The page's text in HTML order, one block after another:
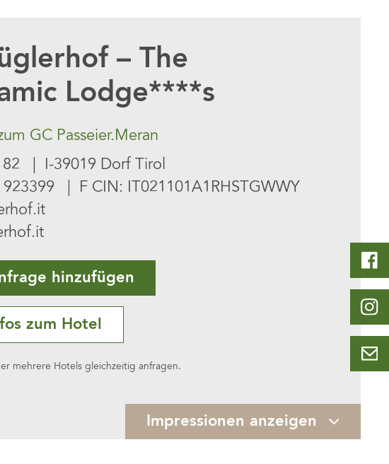
– The
Lodge****s
GC Passeier.Meran
82 | I-39019 Dorf Tirol
| F CIN: IT021101A1RHSTGWWY
hinzufügen
zum Hotel
mehrere Hotels gleichzeitig anfragen.
Impressionen anzeigen